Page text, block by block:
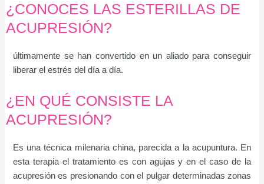
¿CONOCES LAS ESTERILLAS DE
ACUPRESIÓN?
últimamente se han convertido en un aliado para conseguir
liberar el estrés del día a día.
¿EN QUÉ CONSISTE LA
ACUPRESIÓN?
Es una técnica milenaria china, parecida a la acupuntura. En
esta terapia el tratamiento es con agujas y en el caso de la
acupresión es presionando con el pulgar determinadas zonas